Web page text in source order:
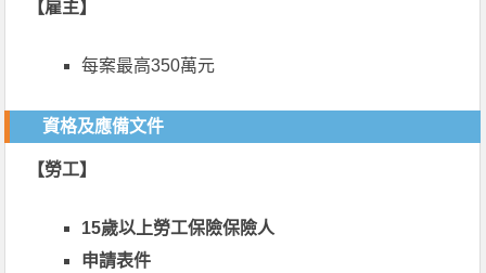
【雇主】
每案最高350萬元
資格及應備文件
【勞工】
15歲以上勞工保險保險人
申請表件